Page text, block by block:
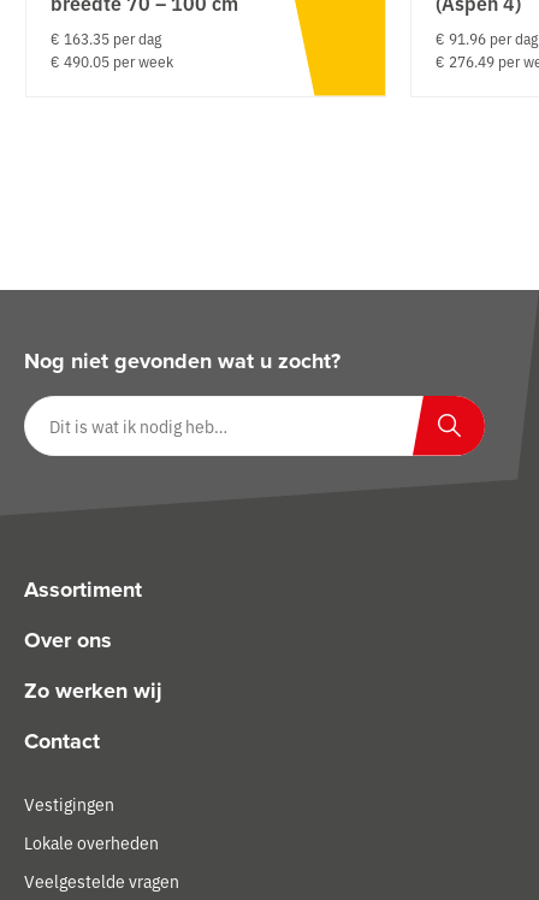
€ 163.35 per dag
€ 490.05 per week
€ 91.96 per dag
€ 276.49 per
Nog niet gevonden wat u zocht?
Zoeken op website
Zoeken
Assortiment
Over ons
Zo werken wij
Contact
Vestigingen
Lokale overheden
Veelgestelde vragen